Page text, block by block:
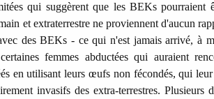
qui suggèrent que les BEKs pourraient
et extraterrestre ne proviennent d'aucun
des BEKs - ce qui n'est jamais arrivé, à
femmes abductées qui auraient
en utilisant leurs œufs non fécondés, qui
invasifs des extra-terrestres. Plusieurs